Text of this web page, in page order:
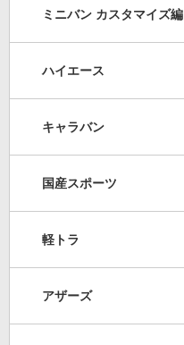
ミニバン カスタマイズ編
ハイエース
キャラバン
国産スポーツ
軽トラ
アザーズ